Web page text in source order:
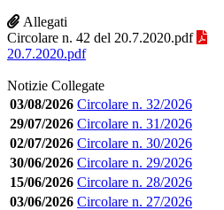
Allegati
Circolare n. 42 del 20.7.2020.pdf
20.7.2020.pdf
Notizie Collegate
03/08/2026 Circolare n. 32/2026
29/07/2026 Circolare n. 31/2026
02/07/2026 Circolare n. 30/2026
30/06/2026 Circolare n. 29/2026
15/06/2026 Circolare n. 28/2026
03/06/2026 Circolare n. 27/2026